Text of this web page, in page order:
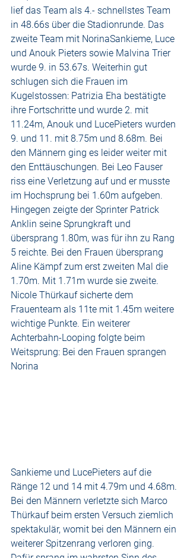
lief das Team als 4.- schnellstes Team
in 48.66s über die Stadionrunde. Das
zweite Team mit NorinaSankieme, Luce
und Anouk Pieters sowie Malvina Trier
wurde 9. in 53.67s. Weiterhin gut
schlugen sich die Frauen im
Kugelstossen: Patrizia Eha bestätigte
ihre Fortschritte und wurde 2. mit
11.24m, Anouk und LucePieters wurden
9. und 11. mit 8.75m und 8.68m. Bei
den Männern ging es leider weiter mit
den Enttäuschungen. Bei Leo Fauser
riss eine Verletzung auf und er musste
im Hochsprung bei 1.60m aufgeben.
Hingegen zeigte der Sprinter Patrick
Anklin seine Sprungkraft und
übersprang 1.80m, was für ihn zu Rang
5 reichte. Bei den Frauen übersprang
Aline Kämpf zum erst zweiten Mal die
1.70m. Mit 1.71m wurde sie zweite.
Nicole Thürkauf sicherte dem
Frauenteam als 11te mit 1.45m weitere
wichtige Punkte. Ein weiterer
Achterbahn-Looping folgte beim
Weitsprung: Bei den Frauen sprangen
Norina
Sankieme und LucePieters auf die
Ränge 12 und 14 mit 4.79m und 4.68m.
Bei den Männern verletzte sich Marco
Thürkauf beim ersten Versuch ziemlich
spektakulär, womit bei den Männern ein
weiterer Spitzenrang verloren ging.